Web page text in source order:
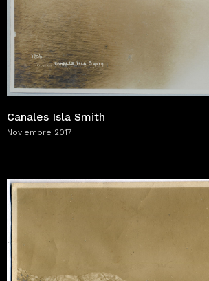
Canales Isla Smith
Noviembre 2017